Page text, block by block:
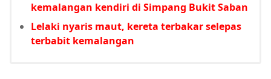
kemalangan kendiri di Simpang Bukit Saban
Lelaki nyaris maut, kereta terbakar selepas
terbabit kemalangan